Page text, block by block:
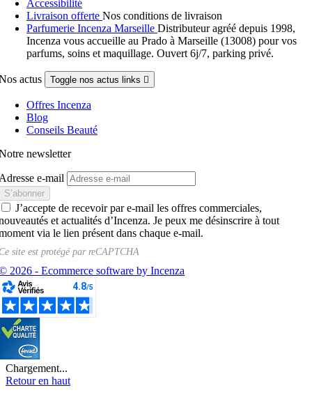
Accessibilité
Livraison offerte Nos conditions de livraison
Parfumerie Incenza Marseille Distributeur agréé depuis 1998,
Incenza vous accueille au Prado à Marseille (13008) pour vos
parfums, soins et maquillage. Ouvert 6j/7, parking privé.
actus Toggle nos actus links 
Offres Incenza
Blog
Conseils Beauté
newsletter
e-mail
J’accepte de recevoir par e-mail les offres commerciales,
et actualités d’Incenza. Je peux me désinscrire à tout
via le lien présent dans chaque e-mail.
site est protégé parreCAPTCHA
2026 - Ecommerce software by Incenza
Chargement...
Retour en haut